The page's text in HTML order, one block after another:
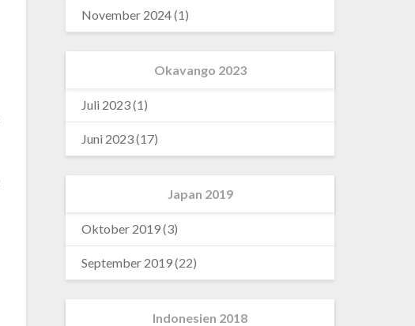
November 2024(1)
Okavango 2023
Juli 2023(1)
Juni 2023(17)
Japan 2019
Oktober 2019(3)
September 2019(22)
Indonesien 2018